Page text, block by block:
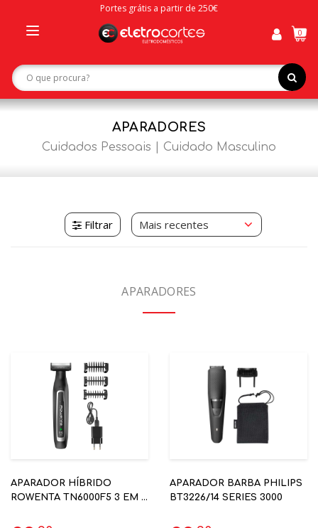
Portes grátis a partir de 250€
navigation
0
APARADORES
Cuidados Pessoais Cuidado Masculino
Filtrar
APARADORES
APARADOR HÍBRIDO
ROWENTA TN6000F5 3 EM 1
APARADOR BARBA PHILIPS
BT3226/14 SERIES 3000